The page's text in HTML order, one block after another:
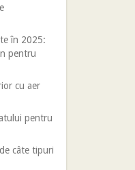
în 2025:
pentru
cu aer
pentru
câte tipuri